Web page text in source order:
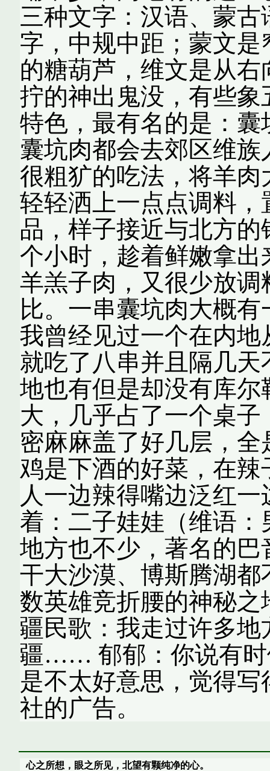
三种文字：汉语、蒙
字，中规中距；蒙文
的糖葫芦，维文是从
拧的神出鬼没，有些
特色，最有名的是：
囊坑肉都会去郊区维
很粗犷的吃法，将羊
轻轻洒上一点点调料
品，样子接近与北方
个小时，趁着鲜嫩拿
羊羔子肉，又很少放
比。一串囊坑肉大概
我曾经见过一个在内
就吃了八串并且隔几
地也有但是却没有库
大，几乎占了一个桌
密麻麻盖了好几层，
鸡是下酒的好菜，在
人一边辣得嘴边泛红
着：二子娃娃（维语
地方也不少，著名的
干大沙漠、博斯腾湖
数英雄竞折腰的神秘
疆民歌：我走过许多
疆…… 郁郁：你说有时
是不太好意思，觉得
社的广告。
心之所想，眼之所见，北望有颗纯净的心。